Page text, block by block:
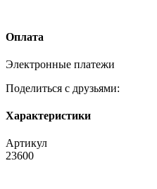
Оплата
Электронные платежи
Поделиться с друзьями:
Характеристики
Артикул
23600